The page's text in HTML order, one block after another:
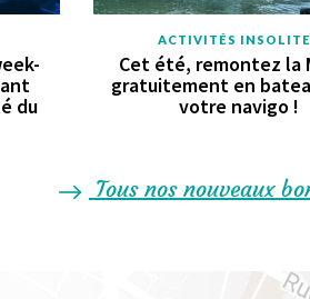
du
ACTIVITÉS
Cet été, remontez la
gratuitement en
votre navigo !
Tous nos nouveaux